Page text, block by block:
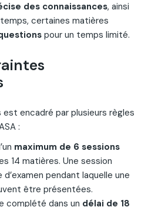
des connaissances, ainsi
certaines matières
pour un temps limité.
encadré par plusieurs règles
:
maximum de 6 sessions
14 matières. Une session
pendant laquelle une
être présentées.
complété dans un délai de 18